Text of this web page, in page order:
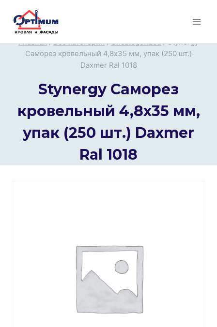
Перейти
Главная / Все категории / Uncategorized / Stynergy
Саморез кровельный 4,8х35 мм, упак (250 шт.)
Daxmer Ral 1018
Stynergy Саморез
кровельный 4,8х35 мм,
упак (250 шт.) Daxmer
Ral 1018